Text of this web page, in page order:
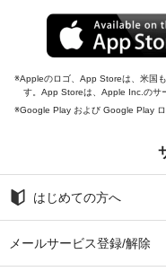
Appleのロゴ、App Storeは、米国
す。App Storeは、Apple Inc.のサ
Google Play および Google Play
はじめての方へ
メールサービス登録/解除